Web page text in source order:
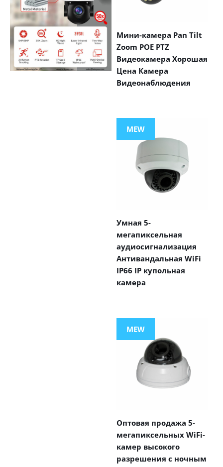
Мини-камера Pan Tilt
Zoom POE PTZ
Видеокамера Хорошая
Цена Камера
Видеонаблюдения
MEW
Умная 5-
мегапиксельная
аудиосигнализация
Антивандальная WiFi
IP66 IP купольная
камера
MEW
Оптовая продажа 5-
мегапиксельных WiFi-
камер высокого
разрешения с ночным